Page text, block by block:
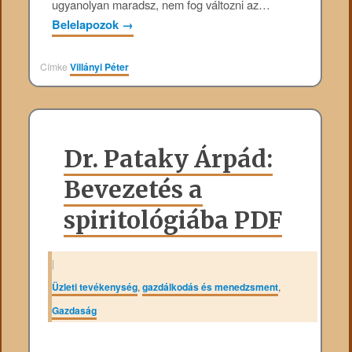
ugyanolyan maradsz, nem fog változni az…
Belelapozok →
CímkeVillányi Péter
Dr. Pataky Árpád:
Bevezetés a
spiritológiába PDF
|
Üzleti tevékenység,gazdálkodás és menedzsment,
Gazdaság